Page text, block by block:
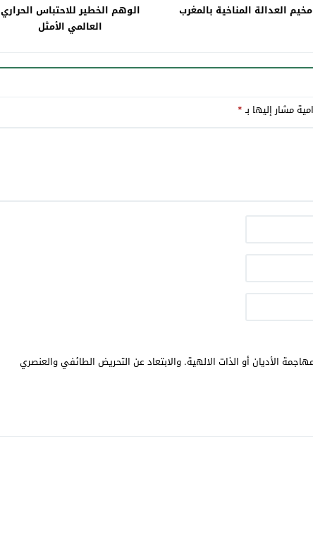
مخيم العدالة المناخية بالمغرب
الوهم الخطير للاحتباس الحراري
العالمي الأمثل
مشار إليها بـ*
الأديان أو الذات الالهية. والابتعاد عن التحريض الطائفي والعنصري